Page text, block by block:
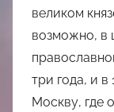
великом
возможно, в
три года, и в
Москву, где